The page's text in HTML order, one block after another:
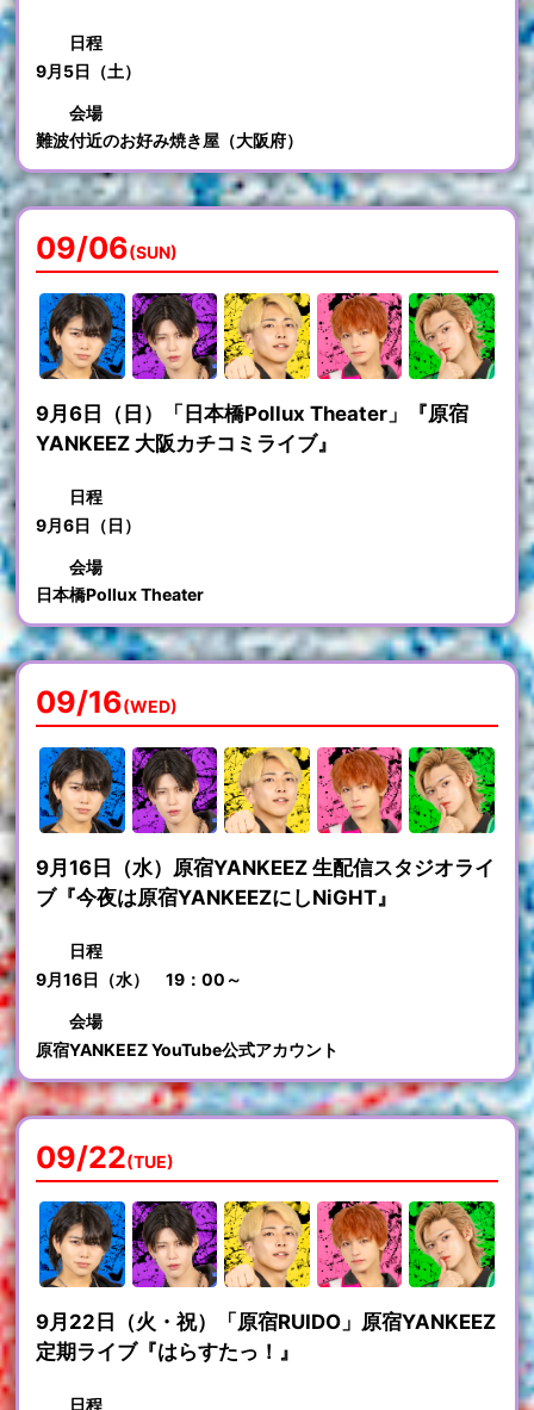
日程
9月5日（土）
会場
難波付近のお好み焼き屋（大阪府）
09/06(SUN)
9月6日（日）「日本橋Pollux Theater」『原宿
YANKEEZ 大阪カチコミライブ』
日程
9月6日（日）
会場
日本橋Pollux Theater
09/16(WED)
9月16日（水）原宿YANKEEZ 生配信スタジオライ
ブ『今夜は原宿YANKEEZにしNiGHT』
日程
9月16日（水） 19：00～
会場
原宿YANKEEZ YouTube公式アカウント
09/22(TUE)
9月22日（火・祝）「原宿RUIDO」原宿YANKEEZ
定期ライブ『はらすたっ！』
日程